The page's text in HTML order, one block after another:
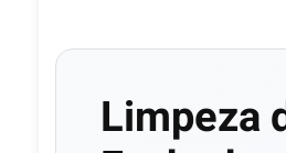
Limpeza